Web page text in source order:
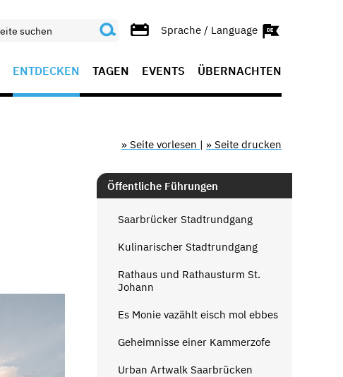
Sprache / Language
ENTDECKEN TAGEN EVENTS ÜBERNACHTEN
» Seite vorlesen | » Seite drucken
Öffentliche Führungen
Saarbrücker Stadtrundgang
Kulinarischer Stadtrundgang
Rathaus und Rathausturm St.
Johann
Es Monie vazählt eisch mol ebbes
Geheimnisse einer Kammerzofe
Urban Artwalk Saarbrücken